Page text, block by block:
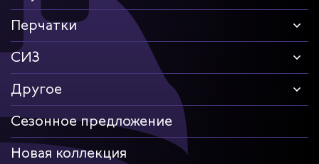
Перчатки
СИЗ
Другое
Сезонное предложение
Новая коллекция